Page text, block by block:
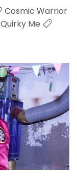
Cosmic Warrior
Quirky Me